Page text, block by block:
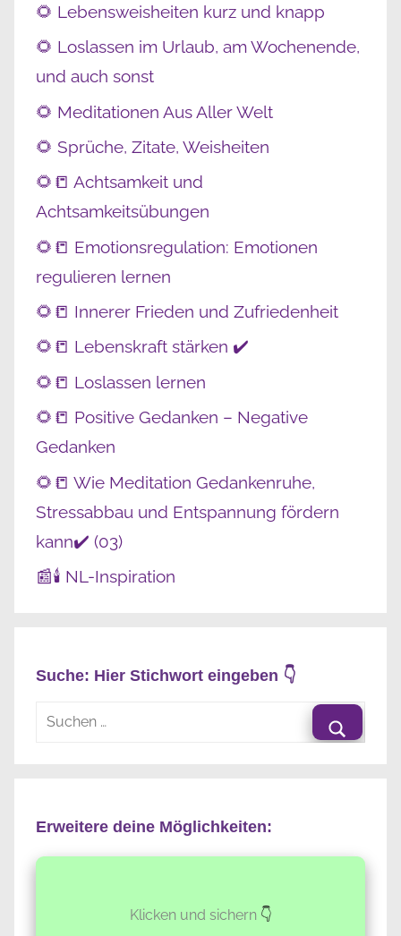
🌻 Lebensweisheiten kurz und knapp
🌻 Loslassen im Urlaub, am Wochenende,
und auch sonst
🌻 Meditationen Aus Aller Welt
🌻 Sprüche, Zitate, Weisheiten
🌻📒 Achtsamkeit und
Achtsamkeitsübungen
🌻📒 Emotionsregulation: Emotionen
regulieren lernen
🌻📒 Innerer Frieden und Zufriedenheit
🌻📒 Lebenskraft stärken ✔️
🌻📒 Loslassen lernen
🌻📒 Positive Gedanken – Negative
Gedanken
🌻📒 Wie Meditation Gedankenruhe,
Stressabbau und Entspannung fördern
kann✔️ (03)
📰🕯️ NL-Inspiration
Suche: Hier Stichwort eingeben 👇
Suchen
Erweitere deine Möglichkeiten:
Klicken und sichern👇